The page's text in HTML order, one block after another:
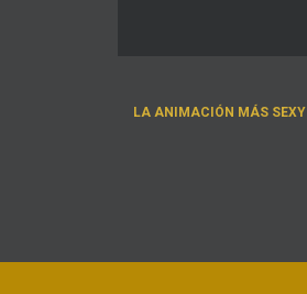
LA ANIMACIÓN MÁS